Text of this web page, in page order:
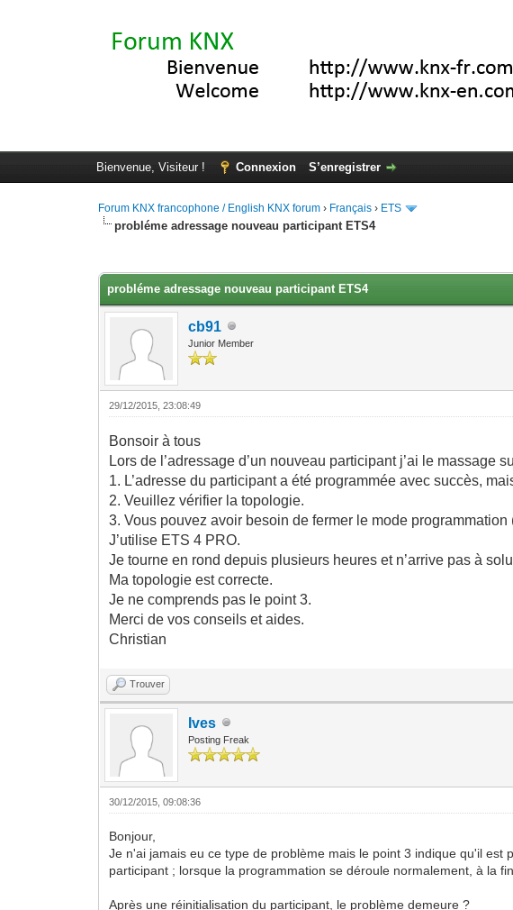
Bienvenue, Visiteur ! Connexion S’enregistrer
Forum KNX francophone / English KNX forum › Français › ETS
probléme adressage nouveau participant ETS4
probléme adressage nouveau participant ETS4
cb91
Junior Member
29/12/2015, 23:08:49
Bonsoir à tous
Lors de l’adressage d’un nouveau participant j’ai le massage
1. L’adresse du participant a été programmée avec succès,
2. Veuillez vérifier la topologie.
3. Vous pouvez avoir besoin de fermer le mode
J’utilise ETS 4 PRO.
Je tourne en rond depuis plusieurs heures et n’arrive pas à
Ma topologie est correcte.
Je ne comprends pas le point 3.
Merci de vos conseils et aides.
Christian
Trouver
Ives
Posting Freak
30/12/2015, 09:08:36
Bonjour,
Je n'ai jamais eu ce type de problème mais le point 3 indique qu'il
participant ; lorsque la programmation se déroule normalement, à la
Après une réinitialisation du participant, le problème demeure ?